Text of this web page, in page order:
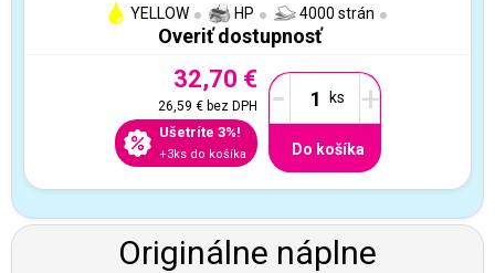
YELLOW HP 4000 strán
Overiť dostupnosť
32,70 €
26,59 €bez DPH
Ušetríte 3%!
+3ks do košíka
- +
Do košíka
Originálne náplne